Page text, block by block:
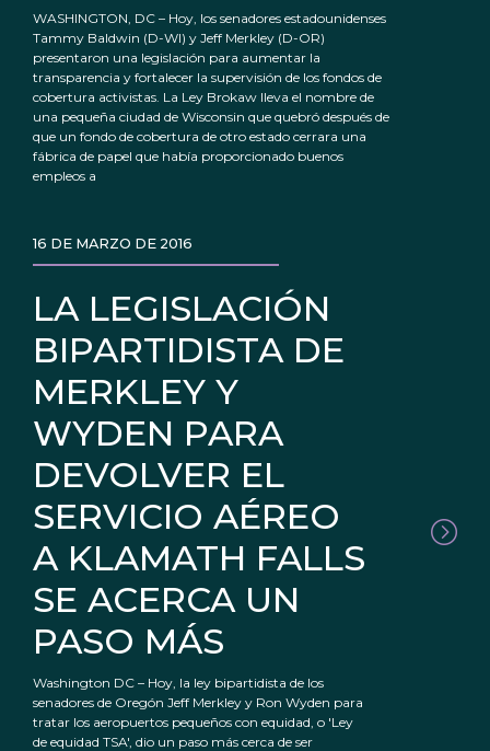
WASHINGTON, DC – Hoy, los senadores estadounidenses
Tammy Baldwin (D-WI) y Jeff Merkley (D-OR)
presentaron una legislación para aumentar la
transparencia y fortalecer la supervisión de los fondos de
cobertura activistas. La Ley Brokaw lleva el nombre de
una pequeña ciudad de Wisconsin que quebró después de
que un fondo de cobertura de otro estado cerrara una
fábrica de papel que había proporcionado buenos
empleos a
LA LEGISLACIÓN
BIPARTIDISTA DE
MERKLEY Y
WYDEN PARA
DEVOLVER EL
SERVICIO AÉREO
A KLAMATH FALLS
SE ACERCA UN
PASO MÁS
16 DE MARZO DE 2016
Washington DC – Hoy, la ley bipartidista de los
senadores de Oregón Jeff Merkley y Ron Wyden para
tratar los aeropuertos pequeños con equidad, o 'Ley
de equidad TSA', dio un paso más cerca de ser